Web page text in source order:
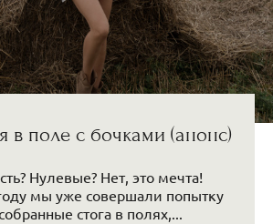
в поле с бочками (анонс)
Нулевые? Нет, это мечта!
мы уже совершали попытку
стога в полях,...